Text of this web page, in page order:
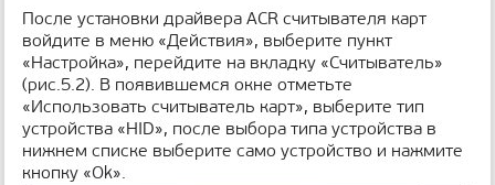
После установки драйвера ACR считывателя карт
войдите в меню «Действия», выберите пункт
«Настройка», перейдите на вкладку «Считыватель»
(рис.5.2). В появившемся окне отметьте
«Использовать считыватель карт», выберите тип
устройства «HID», после выбора типа устройства в
нижнем списке выберите само устройство и нажмите
кнопку «Оk».